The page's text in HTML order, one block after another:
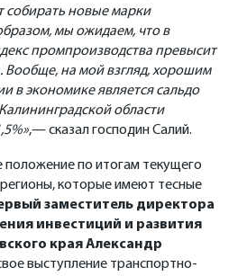
собирать новые марки
мы ожидаем, что в
промпроизводства превысит
Вообще, на мой взгляд, хорошим
в экономике является сальдо
области
,— сказал господин Салий.
положение по итогам текущего
которые имеют тесные
заместитель директора
инвестиций и развития
края Александр
выступление транспортно-